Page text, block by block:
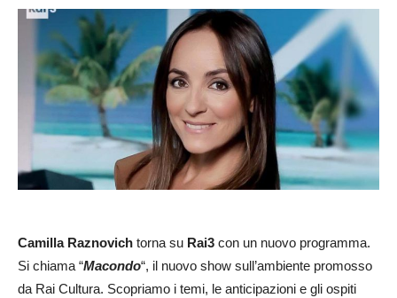
Camilla Raznovich torna su Rai3 con un nuovo programma.
Si chiama “Macondo“, il nuovo show sull’ambiente promosso
da Rai Cultura. Scopriamo i temi, le anticipazioni e gli ospiti